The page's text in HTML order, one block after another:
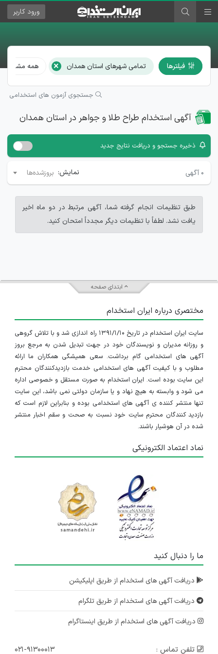
ورود کاربر
فیلترها تمامی شهرهای استان همدان × همه مشاغل
جستجوی آزمون های استخدامی
آگهی استخدام طراح طلا و جواهر در استان همدان
ذخیره جستجو و دریافت نتایج جدید
۰ آگهی نمایش: بروزشده‌ها
طبق تنظیمات انجام گرفته شما، آگهی مرتبط در دو ماه اخیر
یافت نشد. لطفاً با تنظیمات دیگر مجدداً امتحان کنید.
ابتدای صفحه
مختصری درباره ایران استخدام
سایت ایران استخدام در تاریخ ۱۳۹۱/۱/۱۰ راه اندازی شد و با تلاش گروهی
و روزانه مدیران و نویسندگان خود در جهت تبدیل شدن به مرجع بروز
آگهی های استخدامی گام برداشت. سعی همیشگی همکاران ما ارائه
مطلوب و با کیفیت آگهی های استخدامی خدمت بازدیدکنندگان محترم
این سایت بوده است. ایران استخدام به صورت مستقل و خصوصی اداره
می شود و وابسته به هیچ نهاد و یا سازمان دولتی نمی باشد، این سایت
تنها منتشر کننده ی آگهی های استخدامی بوده و بنابراین لازم است که
بازدید کنندگان محترم سایت خود نسبت به صحت و سقم اخبار منتشر
شده در آن هوشیار باشند.
نماد اعتماد الکترونیکی
ما را دنبال کنید
دریافت آگهی های استخدام از طریق اپلیکیشن
دریافت آگهی های استخدام از طریق تلگرام
دریافت آگهی های استخدام از طریق اینستاگرام
تلفن تماس : ۰۲۱-۹۱۳۰۰۰۱۳